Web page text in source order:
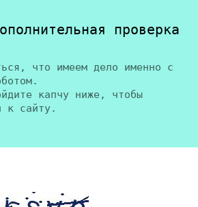
проверка
что имеем дело именно с
капчу ниже, чтобы
к сайту.